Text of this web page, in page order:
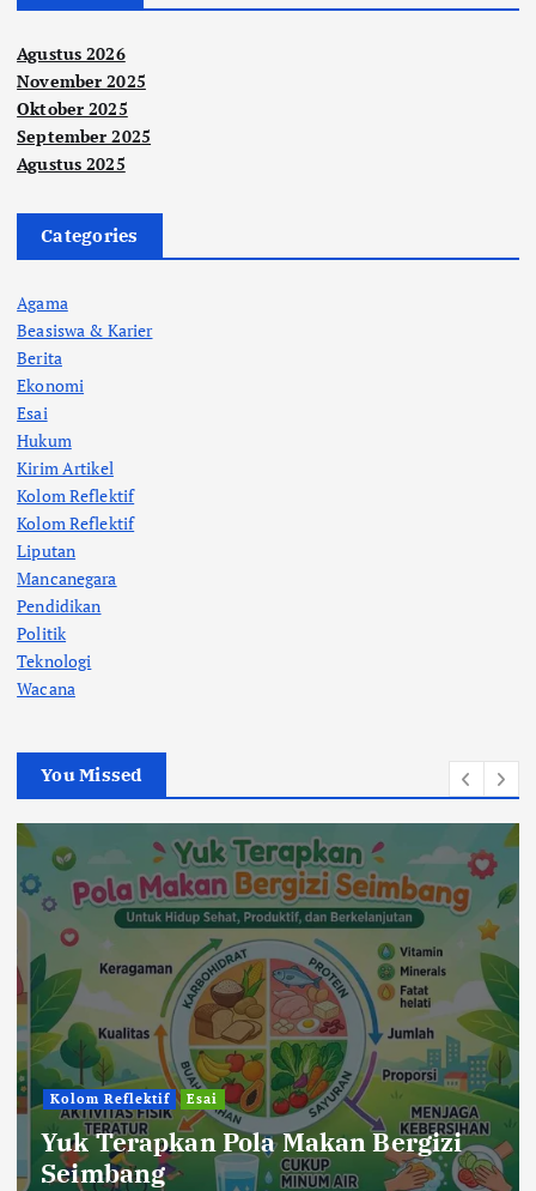
Agustus 2026
November 2025
Oktober 2025
September 2025
Agustus 2025
Categories
Agama
Beasiswa & Karier
Berita
Ekonomi
Esai
Hukum
Kirim Artikel
Kolom Reflektif
Kolom Reflektif
Liputan
Mancanegara
Pendidikan
Politik
Teknologi
Wacana
You Missed
Kolom Reflektif Esai
Yuk Terapkan Pola Makan Bergizi
Seimbang